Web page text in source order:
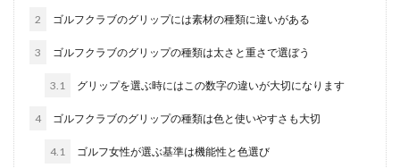
ザインがおしゃれに見える
これからキャディバッグを買おうとしている方、
もしくはそろそろ新しく買い換えようとしている
2 ゴルフクラブのグリップには素材の種類に違いがある
3 ゴルフクラブのグリップの種類は太さと重さで選ぼう
3.1 グリップを選ぶ時にはこの数字の違いが大切になります
4 ゴルフクラブのグリップの種類は色と使いやすさも大切
4.1 ゴルフ女性が選ぶ基準は機能性と色選び